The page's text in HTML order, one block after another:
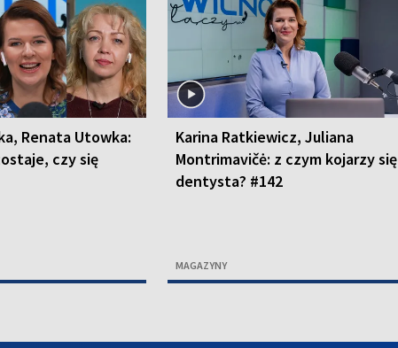
Renata Utowka:
czy się
Karina Ratkiewicz, Juliana
Montrimavičė: z czym kojarzy się
dentysta? #142
MAGAZYNY